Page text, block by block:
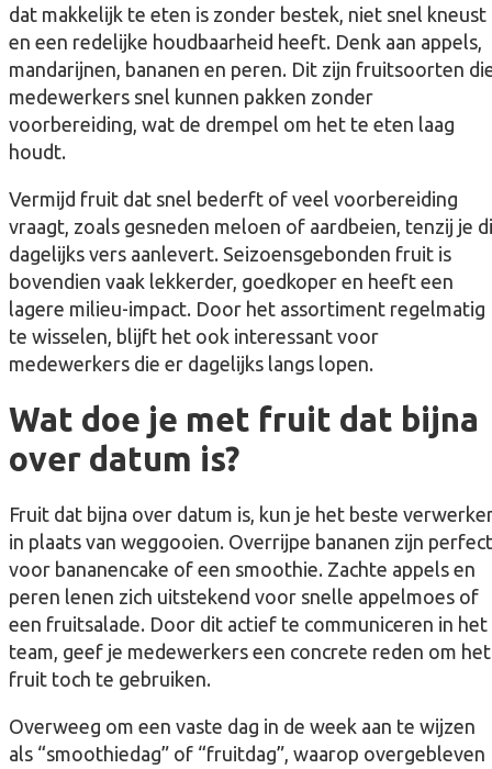
dat makkelijk te eten is zonder bestek, niet snel kneust
en een redelijke houdbaarheid heeft. Denk aan appels,
mandarijnen, bananen en peren. Dit zijn fruitsoorten
medewerkers snel kunnen pakken zonder
voorbereiding, wat de drempel om het te eten laag
houdt.
Vermijd fruit dat snel bederft of veel voorbereiding
vraagt, zoals gesneden meloen of aardbeien, tenzij je
dagelijks vers aanlevert. Seizoensgebonden fruit is
bovendien vaak lekkerder, goedkoper en heeft een
lagere milieu-impact. Door het assortiment regelmatig
te wisselen, blijft het ook interessant voor
medewerkers die er dagelijks langs lopen.
Wat doe je met fruit dat bijna
over datum is?
Fruit dat bijna over datum is, kun je het beste
in plaats van weggooien. Overrijpe bananen zijn perfect
voor bananencake of een smoothie. Zachte appels en
peren lenen zich uitstekend voor snelle appelmoes of
een fruitsalade. Door dit actief te communiceren in het
team, geef je medewerkers een concrete reden om het
fruit toch te gebruiken.
Overweeg om een vaste dag in de week aan te wijzen
als “smoothiedag” of “fruitdag”, waarop overgebleven